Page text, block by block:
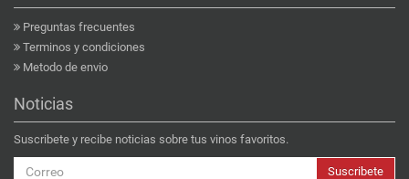
Preguntas frecuentes
Terminos y condiciones
Metodo de envio
Noticias
Suscribete y recibe noticias sobre tus vinos favoritos.
Suscribete